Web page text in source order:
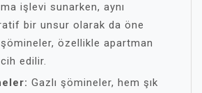
işlevi sunarken, aynı
bir unsur olarak da öne
özellikle apartman
edilir.
Gazlı şömineler, hem şık